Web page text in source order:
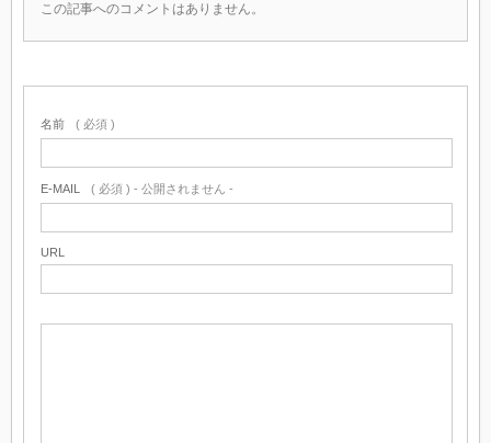
この記事へのコメントはありません。
名前 ( 必須 )
E-MAIL ( 必須 ) - 公開されません -
URL